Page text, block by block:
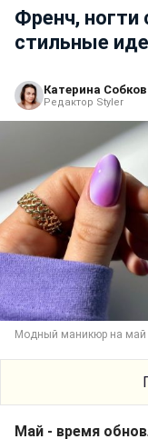
Френч, ногти
стильные
Катерина
Редактор Styler
Модный маникюр на май
Май - время